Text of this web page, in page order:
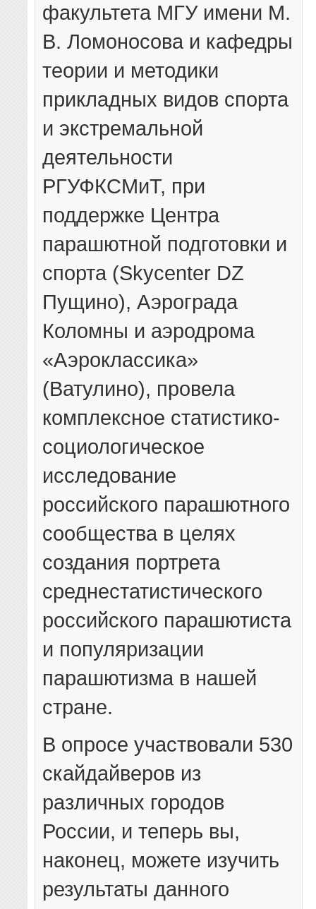
факультета МГУ имени М.
В. Ломоносова и кафедры
теории и методики
прикладных видов спорта
и экстремальной
деятельности
РГУФКСМиТ, при
поддержке Центра
парашютной подготовки и
спорта (Skycenter DZ
Пущино), Аэрограда
Коломны и аэродрома
«Аэроклассика»
(Ватулино), провела
комплексное статистико-
социологическое
исследование
российского парашютного
сообщества в целях
создания портрета
среднестатистического
российского парашютиста
и популяризации
парашютизма в нашей
стране.
В опросе участвовали 530
скайдайверов из
различных городов
России, и теперь вы,
наконец, можете изучить
результаты данного